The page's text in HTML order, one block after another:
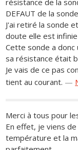
DEFAUT de la
J'ai retiré la sonde
doute elle est
Cette sonde a
sa résistance était
Je vais de ce pas
tient au courant. —
Merci à tous pour
En effet, je viens
température et la